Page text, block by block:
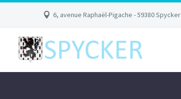
6, avenue Raphaël-Pigache - 59380 Spycker